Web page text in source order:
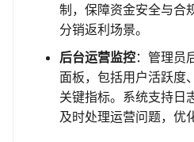
制，保障资金安全与合
分销返利场景。
后台运营监控：管理员
面板，包括用户活跃度
关键指标。系统支持日
及时处理运营问题，优